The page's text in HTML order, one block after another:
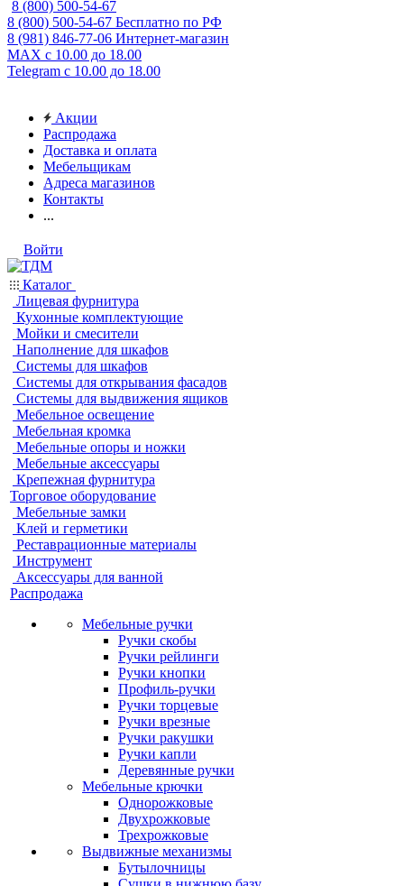
8 (800) 500-54-67
8 (800) 500-54-67 Бесплатно по РФ
8 (981) 846-77-06 Интернет-магазин
MAX с 10.00 до 18.00
Telegram с 10.00 до 18.00
Акции
Распродажа
Доставка и оплата
Мебельщикам
Адреса магазинов
Контакты
...
Войти
Каталог
Лицевая фурнитура
Кухонные комплектующие
Мойки и смесители
Наполнение для шкафов
Системы для шкафов
Системы для открывания фасадов
Системы для выдвижения ящиков
Мебельное освещение
Мебельная кромка
Мебельные опоры и ножки
Мебельные аксессуары
Крепежная фурнитура
Торговое оборудование
Мебельные замки
Клей и герметики
Реставрационные материалы
Инструмент
Аксессуары для ванной
Распродажа
Мебельные ручки
Ручки скобы
Ручки рейлинги
Ручки кнопки
Профиль-ручки
Ручки торцевые
Ручки врезные
Ручки ракушки
Ручки капли
Деревянные ручки
Мебельные крючки
Однорожковые
Двухрожковые
Трехрожковые
Выдвижные механизмы
Бутылочницы